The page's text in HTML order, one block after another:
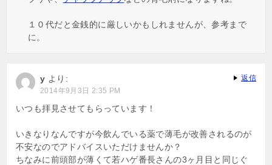
１０代だと金銭的に厳しいかもしれませんが、参考まで
に。
y より:
2014年9月3日 2:35 PM
いつも拝見させてもらっています！
いきなりなんですが今飲んでいる薬で薄毛が改善されるのが
不安なのでアドバイスいただけませんか？
ちなみに前頭部が薄くて若ハゲ番長さんの3ヶ月目と同じぐ
返信